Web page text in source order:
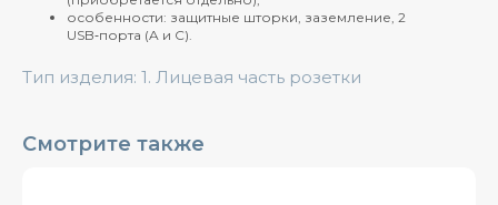
особенности: защитные шторки, заземление, 2
USB‑порта (A и C).
Тип изделия: 1. Лицевая часть розетки
Смотрите также